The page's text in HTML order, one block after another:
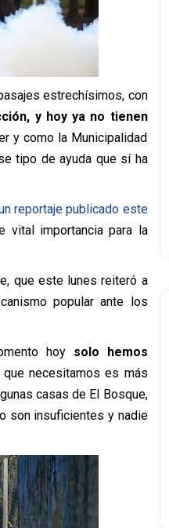
estrechísimos, con
y hoy ya no tienen
y como la Municipalidad
tipo de ayuda que sí ha
reportaje publicado este
vital importancia para la
que este lunes reiteró a
popular ante los
hoysolo hemos
que necesitamos es más
casas de El Bosque,
son insuficientes y nadie